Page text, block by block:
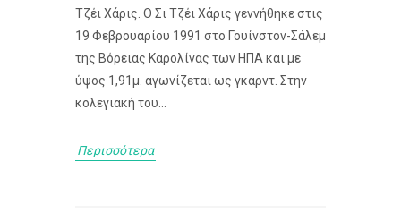
Τζέι Χάρις. Ο Σι Τζέι Χάρις γεννήθηκε στις
19 Φεβρουαρίου 1991 στο Γουίνστον-Σάλεμ
της Βόρειας Καρολίνας των ΗΠΑ και με
ύψος 1,91μ. αγωνίζεται ως γκαρντ. Στην
κολεγιακή του...
Περισσότερα